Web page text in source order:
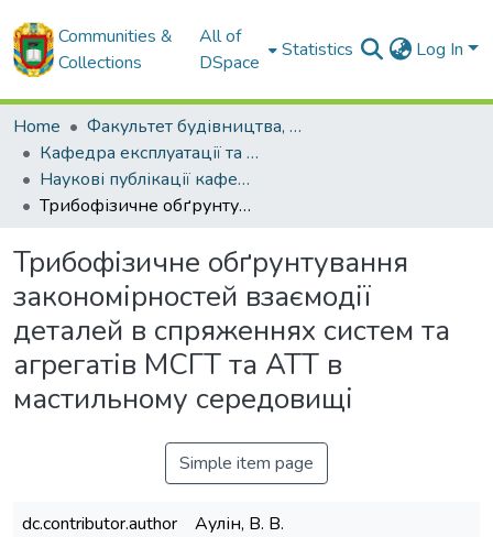
Communities &
Collections
All of
DSpace
Statistics Log In
Home
Факультет будівництва, транспорту та енергетики
Кафедра експлуатації та ремонту машин
Наукові публікації кафедри ЕРМ
Трибофізичне обґрунтування закономірностей взаємодії деталей в спряженнях систем та агрегатів МСГТ та АТТ в мастильному середовищі
Трибофізичне обґрунтування
закономірностей взаємодії
деталей в спряженнях систем та
агрегатів МСГТ та АТТ в
мастильному середовищі
Simple item page
dc.contributor.author
Аулін, В. В.